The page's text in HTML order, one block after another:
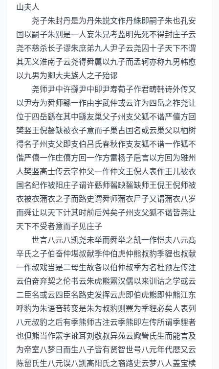
山夫人
尧子朱封丹是为丹朱説文作丹絑即嗣子朱也孔安
国以嗣子朱别是一人妄朱兄考监明先死不得封庄子云
尧不慈杀长子谬朱庶弟九人尹子云尧囚十子天下不谓
其无义淮南子云尧得舜属以九子而孟轲亦称九男韩愈
以九男为卿大夫族人之子殆谬
尧师尹中许繇尹中即尹寿荀子作君畴韩诗外传又
以尹寿为舜师繇一作由字武仲或云许为四岳之祚尧让
位于四岳繇在其中繇友巢父子州支父狐不谐严僖方回
樊竖王倪齧缺被衣子意而子巢古国名或云巢父以栖树
得名子州支父即支伯吕氏春秋作支友狐不谐一作狐不
偕严僖一作庄僖方回一作方雷杨子巵言以方回为雅州
人樊竖髙士传云字仲父一作仲文王倪人表作王儿被衣
国名纪作被阳庄子谓许繇师齧缺齧缺师王倪王倪师被
衣被衣蒲衣之子而路史谓舜师蒲衣尸子又谓蒲衣八岁
而舜让以天下计其时前后舛矣子州支父狐不谐皆尧让
天下不受者意而子见庄子
世言八元八凯尧未举而舜举之凯一作恺夫八元髙
辛氏之子伯奋仲堪叔献季仲伯虎仲熊叔豹季貍也叔献
一作叔戏当是二母生故各以伯仲叔季为名杜预左传注
云伯奋弃契之伦书云朱虎熊罴汉儒以来训诂之学或云
二臣名或云四臣名路史发挥云虎即伯虎熊即仲熊江东
呼豹为朱语音转变是朱为叔豹则罴为季貍必矣人表列
八元叔豹之后有季熊师古注云季熊即左传所谓季貍者
也但熊当作罴字讹耳刘敬叔异苑云娵訾氏生而能言及
为帝室八梦日而生八子皆有贤智世号八元年代厯又云
陈留氏生八元误八凯髙阳氏之裔路史云梦八人盖宝椟